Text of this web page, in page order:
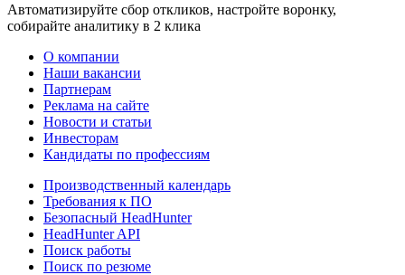
Автоматизируйте сбор откликов, настройте воронку,
собирайте аналитику в 2 клика
О компании
Наши вакансии
Партнерам
Реклама на сайте
Новости и статьи
Инвесторам
Кандидаты по профессиям
Производственный календарь
Требования к ПО
Безопасный HeadHunter
HeadHunter API
Поиск работы
Поиск по резюме